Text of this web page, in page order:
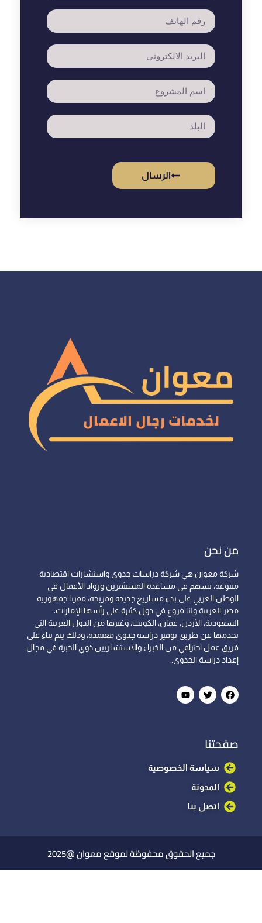
الرسال
من نحن
شركة معوان هي شركة دراسات جدوى واستشارات اقتصادية
متنوعة، تسهم في مساعدة المستثمرين ورواد الأعمال في
الوطن العربي على بدء مشاريع جديدة ومربحة، مقرنا جمهورية
مصر العربية ولنا فروع في دول كثيرة على رأسها الإمارات،
السعودية، الأردن، عمان، الكويت، وغيرها من الدول العربية التي
نخدمها عن طريق توفير دراسة جدوى معتمدة، وذلك يتم بناء على
فريق عمل احترافي من الخبراء والاستشاريين ذوي الخبرة في مجال
إعداد دراسة الجدوى.
صفحتنا
سياسة الخصوصية
المدونة
اتصل بنا
جميع الحقوق محفوظة لموقع معوان @2025